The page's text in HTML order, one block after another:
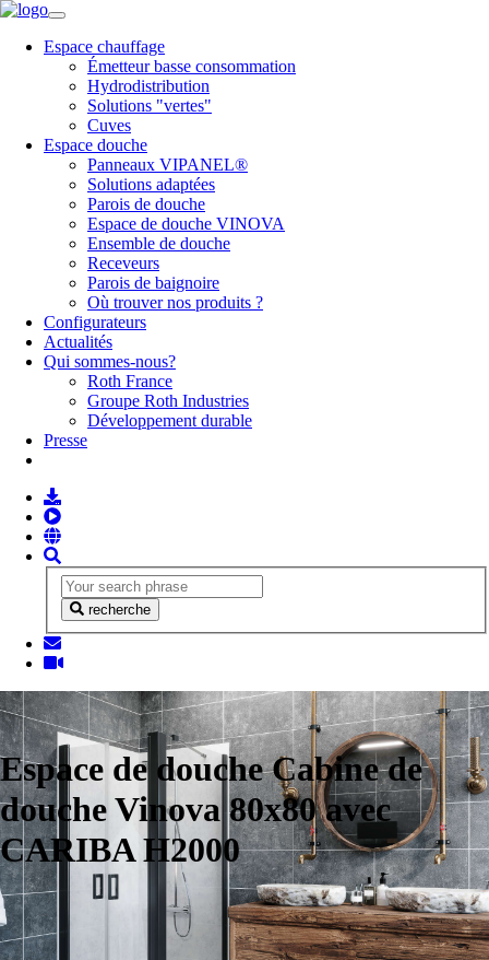
Espace chauffage
Émetteur basse consommation
Hydrodistribution
Solutions "vertes"
Cuves
Espace douche
Panneaux VIPANEL®
Solutions adaptées
Parois de douche
Espace de douche VINOVA
Ensemble de douche
Receveurs
Parois de baignoire
Où trouver nos produits ?
Configurateurs
Actualités
Qui sommes-nous?
Roth France
Groupe Roth Industries
Développement durable
Presse
recherche
Espace de douche Cabine de
douche Vinova 80x80 avec
CARIBA H2000